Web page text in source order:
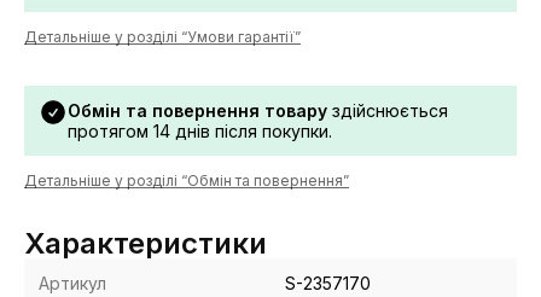
Детальніше у розділі “Умови гарантії”
Обмін та повернення товару здійснюється
протягом 14 днів після покупки.
Детальніше у розділі “Обмін та повернення”
Характеристики
Артикул S-2357170